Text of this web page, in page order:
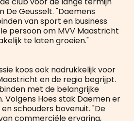
De Geusselt. "Daemens
van sport en business
persoon om MVV Maastricht
te laten groeien."
koos ook nadrukkelijk voor
en de regio begrijpt.
met de belangrijke
Volgens Hoes stak Daemen er
schouders bovenuit. "De
commerciële ervaring,